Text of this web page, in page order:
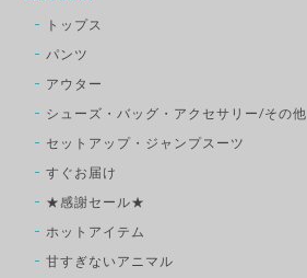
トップス
パンツ
アウター
シューズ・バッグ・アクセサリー/その他
セットアップ・ジャンプスーツ
すぐお届け
★感謝セール★
ホットアイテム
甘すぎないアニマル